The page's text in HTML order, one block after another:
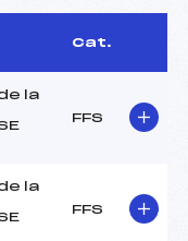
Cat.
la
FFS
la
FFS